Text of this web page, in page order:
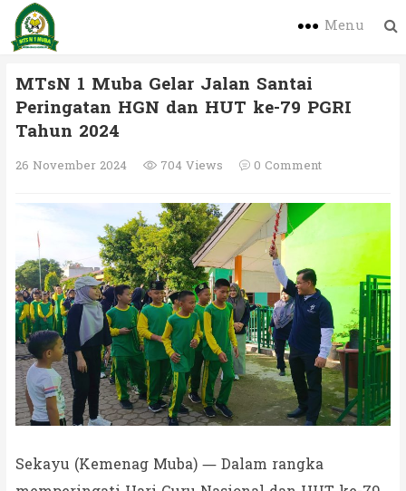
Menu
MTsN 1 Muba Gelar Jalan Santai
Peringatan HGN dan HUT ke-79 PGRI
Tahun 2024
26 November 2024 704 Views 0 Comment
Sekayu (Kemenag Muba) — Dalam rangka